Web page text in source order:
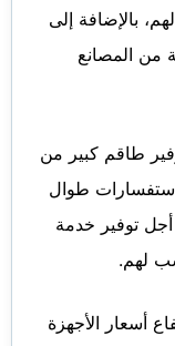
بالإضافة إلى
من المصانع
طاقم كبير من
طوال
وذلك من أجل توفير خدمة
لهم.
أسعار الأجهزة